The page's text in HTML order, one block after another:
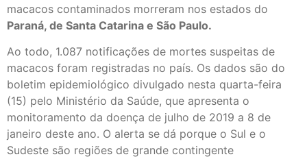
macacos contaminados morreram nos estados do
Paraná, de Santa Catarina e São Paulo.
Ao todo, 1.087 notificações de mortes suspeitas de
macacos foram registradas no país. Os dados são do
boletim epidemiológico divulgado nesta quarta-feira
(15) pelo Ministério da Saúde, que apresenta o
monitoramento da doença de julho de 2019 a 8 de
janeiro deste ano. O alerta se dá porque o Sul e o
Sudeste são regiões de grande contingente